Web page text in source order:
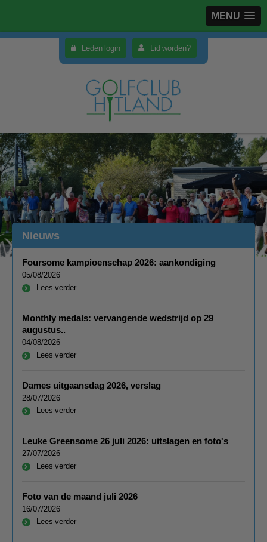
MENU
Leden login Lid worden?
Nieuws
Foursome kampioenschap 2026: aankondiging
05/08/2026
Lees verder
Monthly medals: vervangende wedstrijd op 29
augustus..
04/08/2026
Lees verder
Dames uitgaansdag 2026, verslag
28/07/2026
Lees verder
Leuke Greensome 26 juli 2026: uitslagen en foto's
27/07/2026
Lees verder
Foto van de maand juli 2026
16/07/2026
Lees verder